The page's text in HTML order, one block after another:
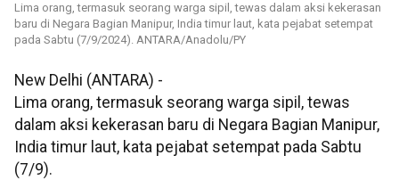
Lima orang, termasuk seorang warga sipil, tewas dalam aksi kekerasan
baru di Negara Bagian Manipur, India timur laut, kata pejabat setempat
pada Sabtu (7/9/2024). ANTARA/Anadolu/PY
New Delhi (ANTARA) -
Lima orang, termasuk seorang warga sipil, tewas
dalam aksi kekerasan baru di Negara Bagian Manipur,
India timur laut, kata pejabat setempat pada Sabtu
(7/9).